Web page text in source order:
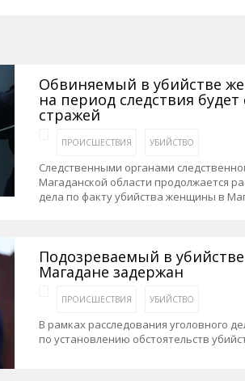
Обвиняемый в убийстве
на период следствия
стражей
ПРОИСШЕСТВИЯ УБИЙСТВО
Следственными органами
Магаданской области продолжается
дела по факту убийства женщины в
Подозреваемый в
Магадане задержан
ПРОИСШЕСТВИЯ УБИЙСТВО
В рамках расследования уголовного
по установлению обстоятельств